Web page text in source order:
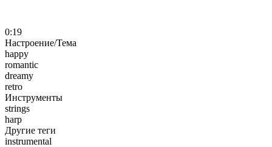
0:19
Настроение/Тема
happy
romantic
dreamy
retro
Инструменты
strings
harp
Другие теги
instrumental